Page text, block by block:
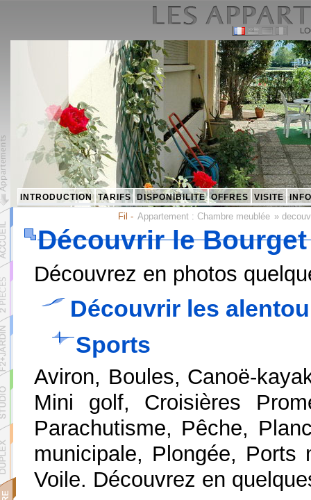
INTRODUCTION TARIFS DISPONIBILITE OFFRES VISITE
Fil - Appartement : Chambre meublée »
Découvrir le
Découvrez en photos
Découvrir les
Sports
Aviron, Boules, Canoë-
Mini golf, Croisières
Parachutisme, Pêche,
municipale, Plongée, Ports
Voile. Découvrez en